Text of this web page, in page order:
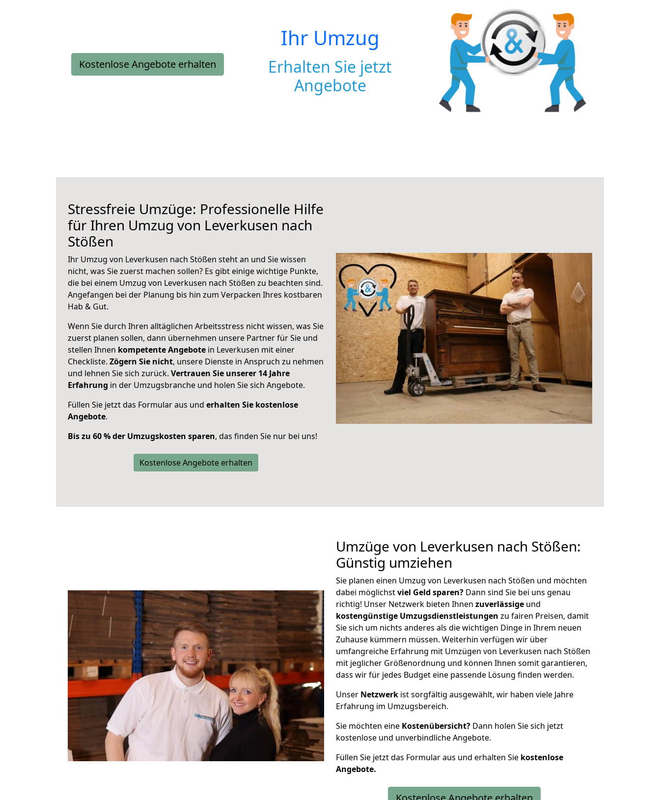
Kostenlose Angebote erhalten
Ihr Umzug
Erhalten Sie jetzt
Angebote
Stressfreie Umzüge: Professionelle Hilfe
für Ihren Umzug von Leverkusen nach
Stößen
Ihr Umzug von Leverkusen nach Stößen steht an und Sie wissen
nicht, was Sie zuerst machen sollen? Es gibt einige wichtige Punkte,
die bei einem Umzug von Leverkusen nach Stößen zu beachten sind.
Angefangen bei der Planung bis hin zum Verpacken Ihres kostbaren
Hab & Gut.
Wenn Sie durch Ihren alltäglichen Arbeitsstress nicht wissen, was Sie
zuerst planen sollen, dann übernehmen unsere Partner für Sie und
stellen Ihnen kompetente Angebote in Leverkusen mit einer
Checkliste. Zögern Sie nicht, unsere Dienste in Anspruch zu nehmen
und lehnen Sie sich zurück. Vertrauen Sie unserer 14 Jahre
Erfahrung in der Umzugsbranche und holen Sie sich Angebote.
Füllen Sie jetzt das Formular aus und erhalten Sie kostenlose
Angebote.
Bis zu 60 % der Umzugskosten sparen, das finden Sie nur bei uns!
Kostenlose Angebote erhalten
Umzüge von Leverkusen nach Stößen:
Günstig umziehen
Sie planen einen Umzug von Leverkusen nach Stößen und möchten
dabei möglichstviel Geld sparen? Dann sind Sie bei uns genau
richtig! Unser Netzwerk bieten Ihnen zuverlässige und
kostengünstige Umzugsdienstleistungen zu fairen Preisen, damit
Sie sich um nichts anderes als die wichtigen Dinge in Ihrem neuen
Zuhause kümmern müssen. Weiterhin verfügen wir über
umfangreiche Erfahrung mit Umzügen von Leverkusen nach Stößen
mit jeglicher Größenordnung und können Ihnen somit garantieren,
dass wir für jedes Budget eine passende Lösung finden werden.
Unser Netzwerk ist sorgfältig ausgewählt, wir haben viele Jahre
Erfahrung im Umzugsbereich.
Sie möchten eine Kostenübersicht? Dann holen Sie sich jetzt
kostenlose und unverbindliche Angebote.
Füllen Sie jetzt das Formular aus und erhalten Sie kostenlose
Angebote.